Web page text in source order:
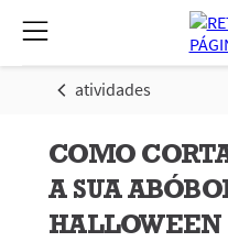
atividades
COMO
A SUA
HALLOWEEN